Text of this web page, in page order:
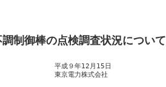
制御棒の点検調査状況について
平成９年12月15日
東京電力株式会社